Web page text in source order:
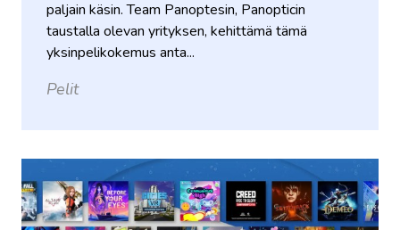
paljain käsin. Team Panoptesin, Panopticin
taustalla olevan yrityksen, kehittämä tämä
yksinpelikokemus anta...
Pelit